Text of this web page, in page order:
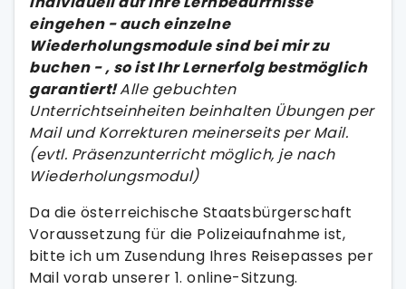
eingehen - auch einzelne
Wiederholungsmodule sind bei mir zu
buchen - , so ist Ihr Lernerfolg bestmöglich
garantiert!Alle gebuchten
Unterrichtseinheiten beinhalten Übungen per
Mail und Korrekturen meinerseits per Mail.
(evtl. Präsenzunterricht möglich, je nach
Wiederholungsmodul)
Da die österreichische Staatsbürgerschaft
Voraussetzung für die Polizeiaufnahme ist,
bitte ich um Zusendung Ihres Reisepasses per
Mail vorab unserer 1. online-Sitzung.